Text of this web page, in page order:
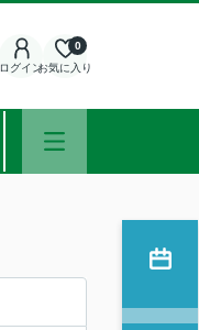
ログインお気に入り
0